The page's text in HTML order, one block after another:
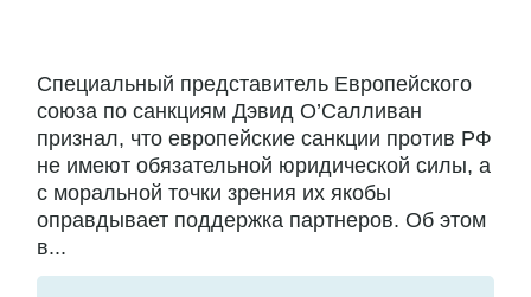
Специальный представитель Европейского
союза по санкциям Дэвид О’Салливан
признал, что европейские санкции против РФ
не имеют обязательной юридической силы, а
с моральной точки зрения их якобы
оправдывает поддержка партнеров. Об этом
в...